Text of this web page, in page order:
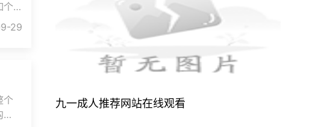
个
29
个
九一成人推荐网站在线观看